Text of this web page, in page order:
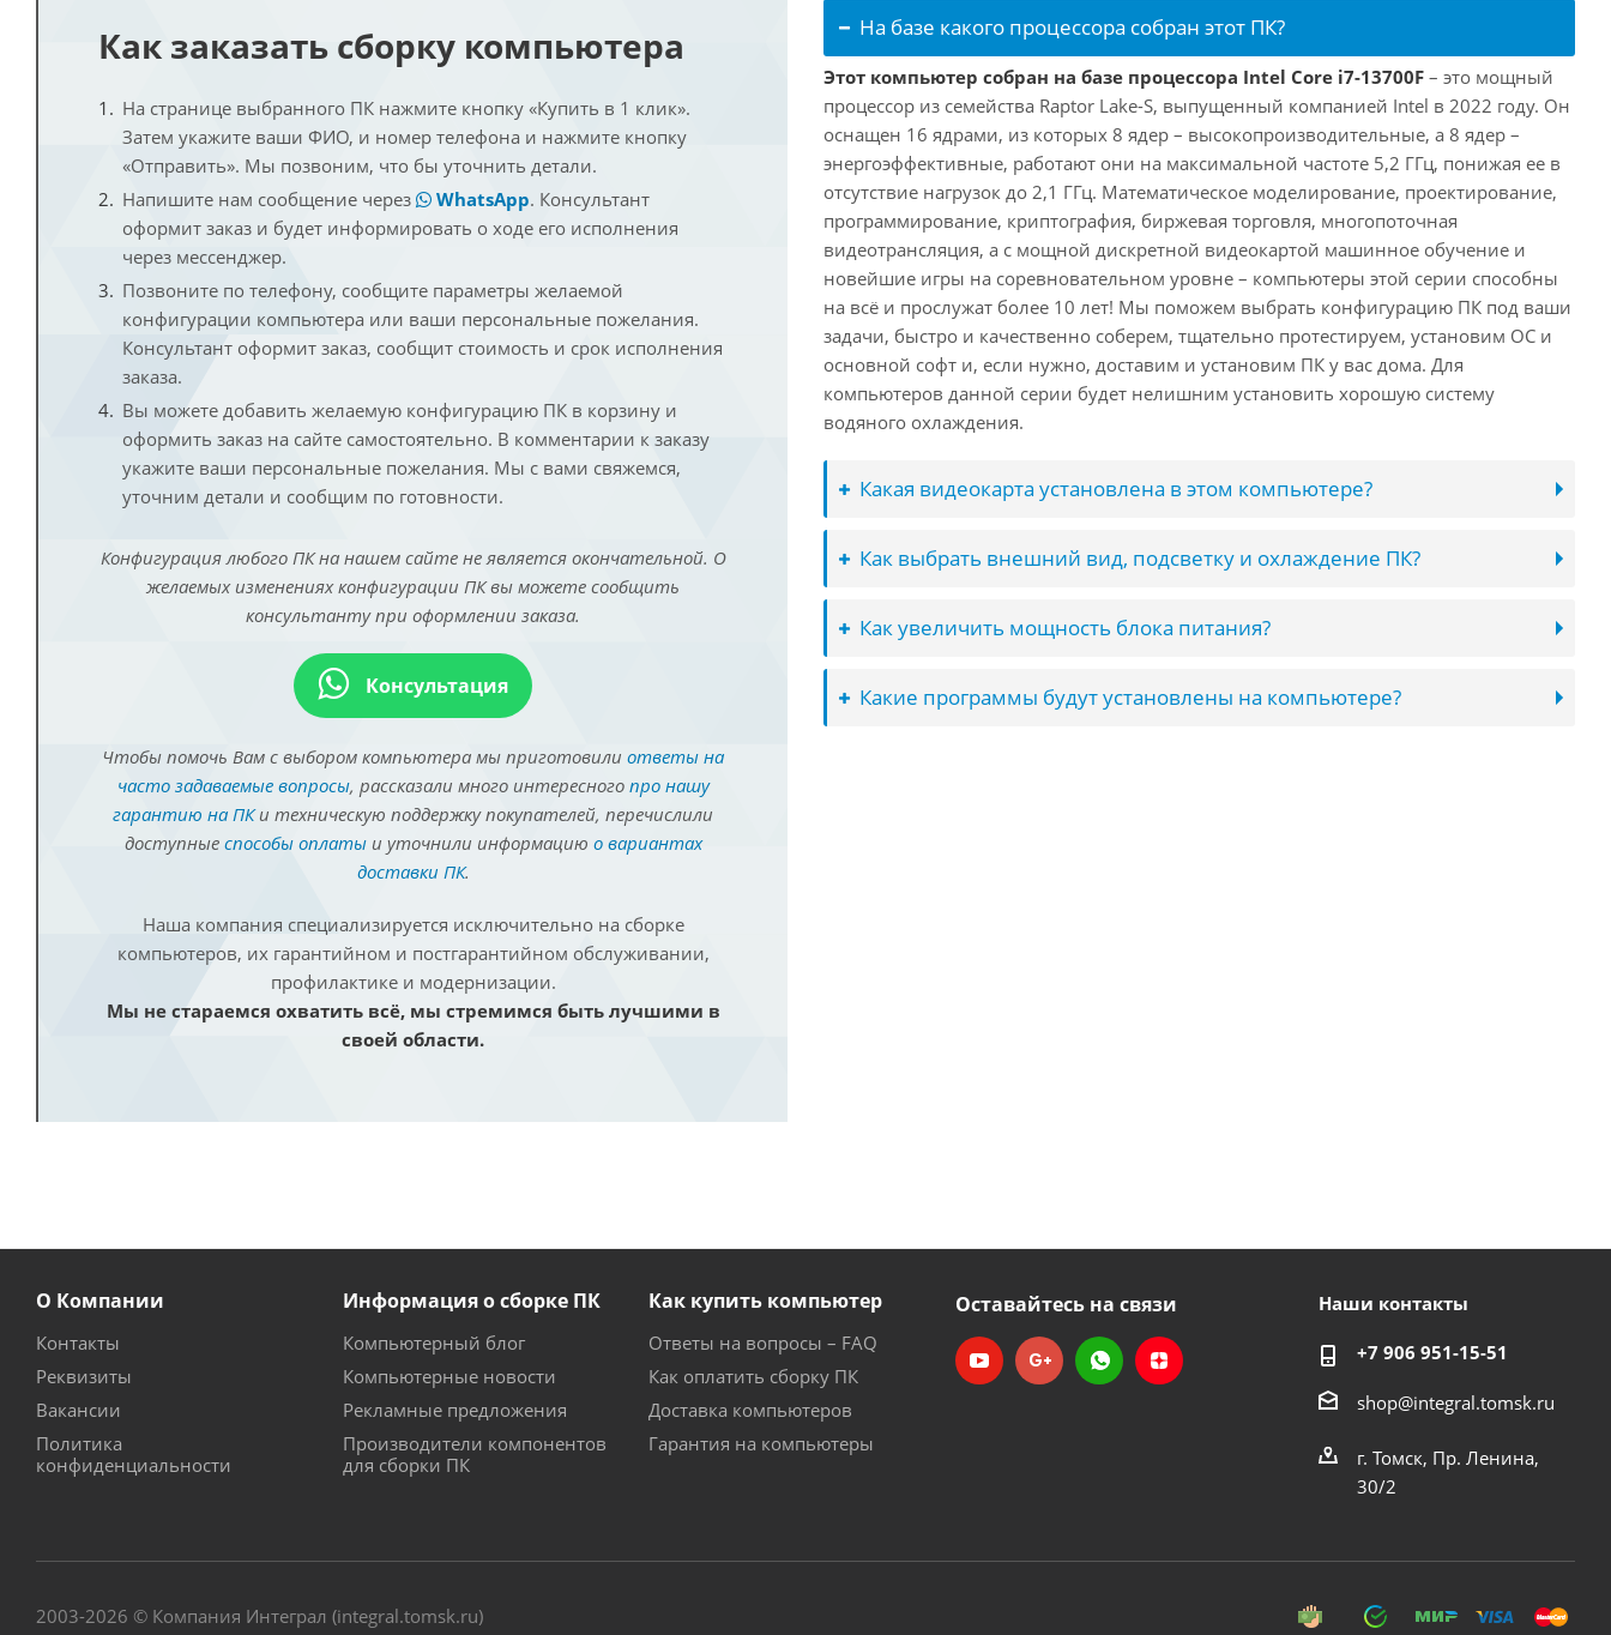
Как заказать сборку компьютера
На странице выбранного ПК нажмите кнопку «Купить в 1 клик».
Затем укажите ваши ФИО, и номер телефона и нажмите кнопку
«Отправить». Мы позвоним, что бы уточнить детали.
Напишите нам сообщение через
WhatsApp. Консультант
оформит заказ и будет информировать о ходе его исполнения
через мессенджер.
Позвоните по телефону, сообщите параметры желаемой
конфигурации компьютера или ваши персональные пожелания.
Консультант оформит заказ, сообщит стоимость и срок исполнения
заказа.
Вы можете добавить желаемую конфигурацию ПК в корзину и
оформить заказ на сайте самостоятельно. В комментарии к заказу
укажите ваши персональные пожелания. Мы с вами свяжемся,
уточним детали и сообщим по готовности.
Конфигурация любого ПК на нашем сайте не является окончательной. О
желаемых изменениях конфигурации ПК вы можете сообщить
консультанту при оформлении заказа.
Консультация
Чтобы помочь Вам с выбором компьютера мы приготовили ответы на
часто задаваемые вопросы, рассказали много интересного про нашу
гарантию на ПКи техническую поддержку покупателей, перечислили
доступные способы оплатыи уточнили информацию о вариантах
доставки ПК.
Наша компания специализируется исключительно на сборке
компьютеров, их гарантийном и постгарантийном обслуживании,
профилактике и модернизации.
Мы не стараемся охватить всё, мы стремимся быть лучшими в
своей области.
На базе какого процессора собран этот ПК?
Этот компьютер собран на базе процессора Intel Core i7-13700F – это мощный
процессор из семейства Raptor Lake-S, выпущенный компанией Intel в 2022 году. Он
оснащен 16 ядрами, из которых 8 ядер – высокопроизводительные, а 8 ядер –
энергоэффективные, работают они на максимальной частоте 5,2 ГГц, понижая ее в
отсутствие нагрузок до 2,1 ГГц. Математическое моделирование, проектирование,
программирование, криптография, биржевая торговля, многопоточная
видеотрансляция, а с мощной дискретной видеокартой машинное обучение и
новейшие игры на соревновательном уровне – компьютеры этой серии способны
на всё и прослужат более 10 лет! Мы поможем выбрать конфигурацию ПК под ваши
задачи, быстро и качественно соберем, тщательно протестируем, установим ОС и
основной софт и, если нужно, доставим и установим ПК у вас дома. Для
компьютеров данной серии будет нелишним установить хорошую систему
водяного охлаждения.
Какая видеокарта установлена в этом компьютере?
Как выбрать внешний вид, подсветку и охлаждение ПК?
Как увеличить мощность блока питания?
Какие программы будут установлены на компьютере?
О Компании
Контакты
Реквизиты
Вакансии
Политика
конфиденциальности
Информация о сборке ПК
Компьютерный блог
Компьютерные новости
Рекламные предложения
Производители компонентов
для сборки ПК
Как купить компьютер
Ответы на вопросы – FAQ
Как оплатить сборку ПК
Доставка компьютеров
Гарантия на компьютеры
Оставайтесь на связи Наши контакты
+7 906 951-15-51
shop@integral.tomsk.ru
г. Томск, Пр. Ленина,
30/2
2003-2026 © Компания Интеграл (integral.tomsk.ru)